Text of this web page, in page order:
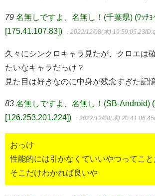
79 名無しですよ、名無し！(千葉県) (ﾜｯﾁ
[175.41.107.83])
：2022/12/08(木) 19:59:05.23
久々にシンクロキャラ見たが、クロエは
たいなキャラだっけ？
見た目は好きなのに中身が残念すぎた記
83 名無しですよ、名無し！(SB-Android)
[126.253.201.224])
：2022/12/08(木) 20:41:06.45
おっけ
性能的には引かなくていいやつってこと
そこだけわかれば良いや